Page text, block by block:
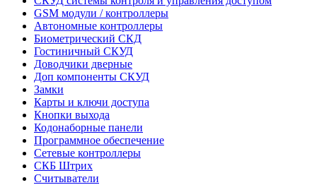
GSM модули / контроллеры
Автономные контроллеры
Биометрический СКД
Гостиничный СКУД
Доводчики дверные
Доп компоненты СКУД
Замки
Карты и ключи доступа
Кнопки выхода
Кодонаборные панели
Программное обеспечение
Сетевые контроллеры
СКБ Штрих
Считыватели